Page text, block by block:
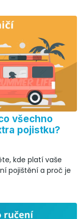
všechno
pojistku?
kde platí vaše
pojištění a proč je